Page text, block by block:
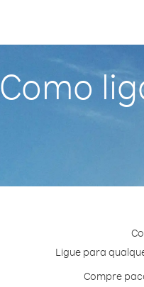
Como
Ligue para
Compre